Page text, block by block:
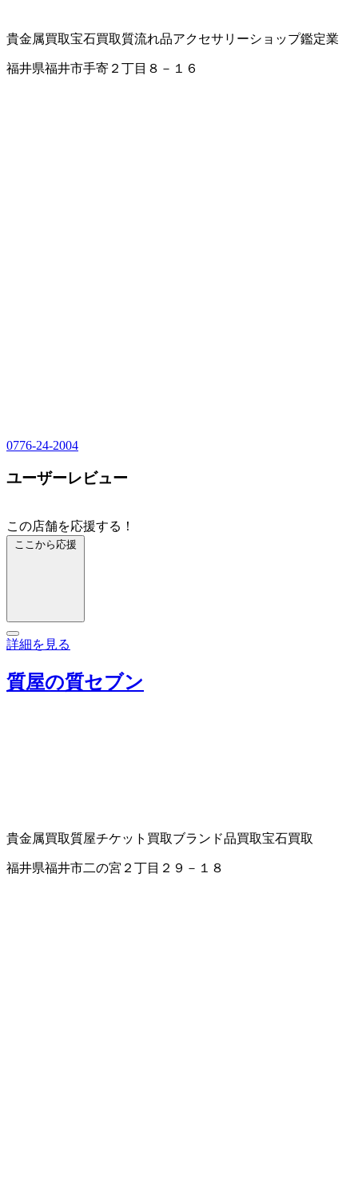
貴金属買取宝石買取質流れ品アクセサリーショップ鑑定業
福井県福井市手寄２丁目８－１６
0776-24-2004
ユーザーレビュー
この店舗を応援する！
ここから応援
詳細を見る
質屋の質セブン
貴金属買取質屋チケット買取ブランド品買取宝石買取
福井県福井市二の宮２丁目２９－１８